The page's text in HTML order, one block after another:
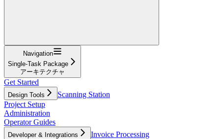
Navigation
Single-Task Package
アーキテクチャ
Get Started
Design Tools
Scanning Station
Project Setup
Administration
Operator Guides
Developer & Integrations
Invoice Processing